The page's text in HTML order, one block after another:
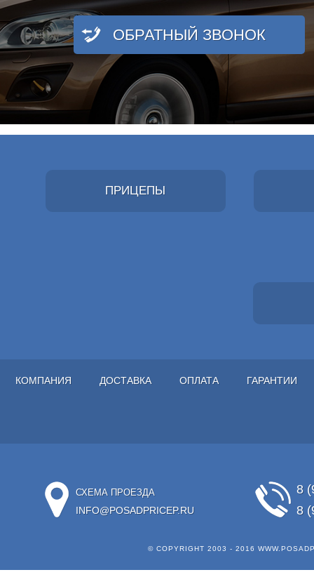
ОБРАТНЫЙ ЗВОНОК
ПРИЦЕПЫ
КОМПАНИЯ ДОСТАВКА ОПЛАТА ГАРАНТИИ
СХЕМА ПРОЕЗДА
INFO@POSADPRICEP.RU
8
8
© COPYRIGHT 2003 - 2016